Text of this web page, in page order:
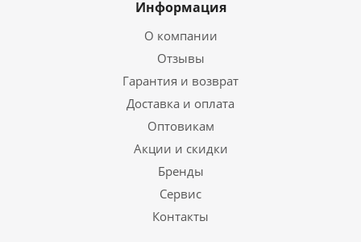
Информация
О компании
Отзывы
Гарантия и возврат
Доставка и оплата
Оптовикам
Акции и скидки
Бренды
Сервис
Контакты